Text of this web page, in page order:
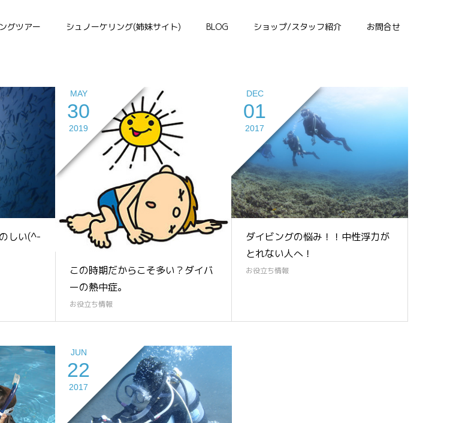
グツアー シュノーケリング(姉妹サイト) BLOG ショップ/スタッフ紹介 お問合せ
者ダイバー，
しい(^-
MAY
30
2019
この時期だからこそ多い？ダイバ
ーの熱中症。
お役立ち情報
DEC
01
2017
ダイビングの悩み！！中性浮力が
とれない人へ！
お役立ち情報
JUN
22
2017